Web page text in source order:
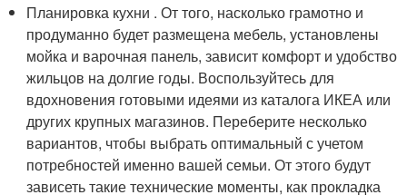
Планировка кухни . От того, насколько грамотно и
продуманно будет размещена мебель, установлены
мойка и варочная панель, зависит комфорт и удобство
жильцов на долгие годы. Воспользуйтесь для
вдохновения готовыми идеями из каталога ИКЕА или
других крупных магазинов. Переберите несколько
вариантов, чтобы выбрать оптимальный с учетом
потребностей именно вашей семьи. От этого будут
зависеть такие технические моменты, как прокладка